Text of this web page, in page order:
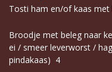
Tosti ham en/of kaas
Broodje met beleg naar
ei / smeer leverworst /
pindakaas) 4